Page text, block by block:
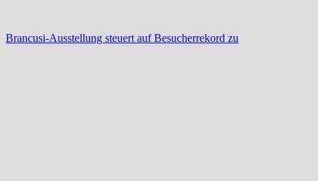
Brancusi-Ausstellung steuert auf Besucherrekord zu